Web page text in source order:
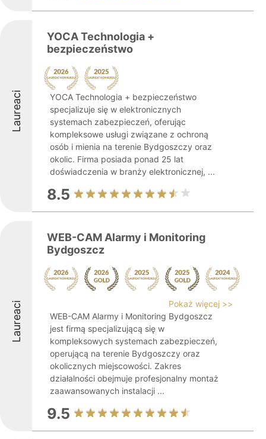
Laureaci
YOCA Technologia +
bezpieczeństwo
YOCA Technologia + bezpieczeństwo
specjalizuje się w elektronicznych
systemach zabezpieczeń, oferując
kompleksowe usługi związane z ochroną
osób i mienia na terenie Bydgoszczy oraz
okolic. Firma posiada ponad 25 lat
doświadczenia w branży elektronicznej, ...
8.5
Laureaci
WEB-CAM Alarmy i Monitoring
Bydgoszcz
Pokaż więcej >>
WEB-CAM Alarmy i Monitoring Bydgoszcz
jest firmą specjalizującą się w
kompleksowych systemach zabezpieczeń,
operującą na terenie Bydgoszczy oraz
okolicznych miejscowości. Zakres
działalności obejmuje profesjonalny montaż
zaawansowanych instalacji ...
9.5